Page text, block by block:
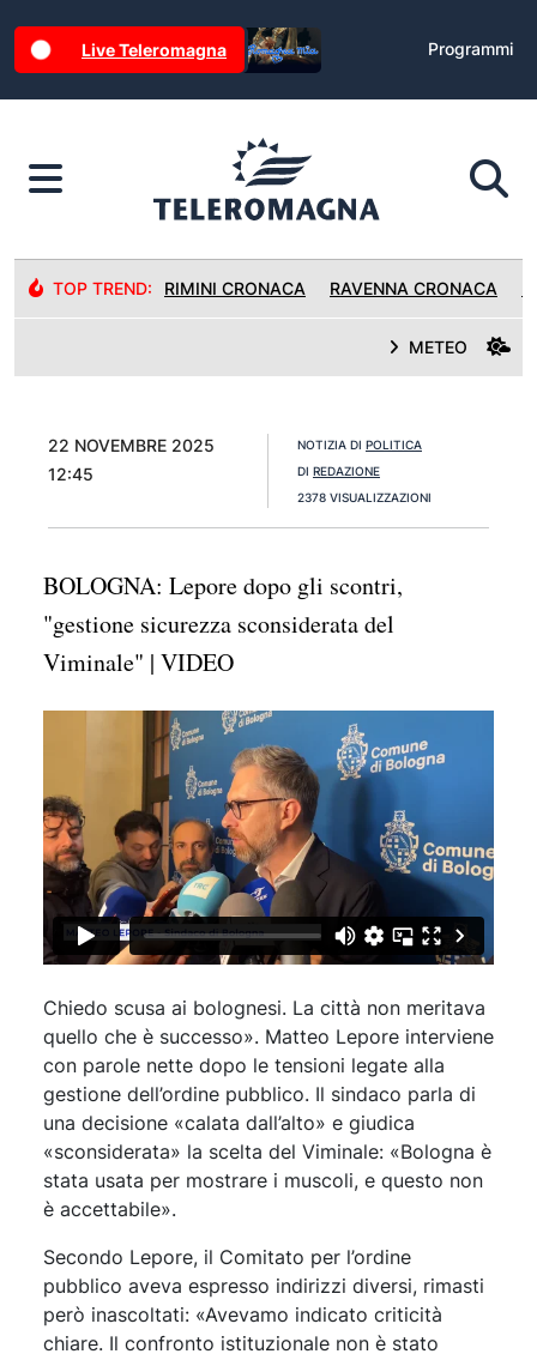
Live Teleromagna Programmi
TOP TREND: RIMINI CRONACA RAVENNA CRONACA
METEO
22 NOVEMBRE 2025
12:45
NOTIZIA DI POLITICA
DI REDAZIONE
2378 VISUALIZZAZIONI
BOLOGNA: Lepore dopo gli scontri,
"gestione sicurezza sconsiderata del
Viminale" | VIDEO
Chiedo scusa ai bolognesi. La città non meritava
quello che è successo». Matteo Lepore interviene
con parole nette dopo le tensioni legate alla
gestione dell’ordine pubblico. Il sindaco parla di
una decisione «calata dall’alto» e giudica
«sconsiderata» la scelta del Viminale: «Bologna è
stata usata per mostrare i muscoli, e questo non
è accettabile».
Secondo Lepore, il Comitato per l’ordine
pubblico aveva espresso indirizzi diversi, rimasti
però inascoltati: «Avevamo indicato criticità
chiare. Il confronto istituzionale non è stato